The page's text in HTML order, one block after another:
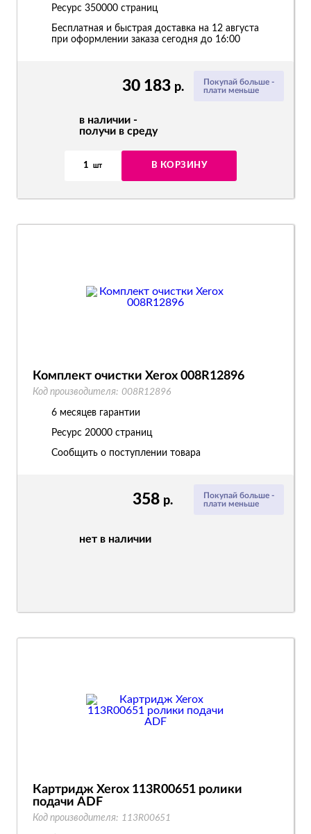
Покупай больше -
плати меньше
30 183 р.
в наличии -
получи в среду
1 шт В КОРЗИНУ
Ресурс 350000 страниц
Бесплатная и быстрая доставка на 12 августа
при оформлении заказа сегодня до 16:00
Покупай больше -
плати меньше
358 р.
нет в наличии
Комплект очистки Xerox 008R12896
Код производителя: 008R12896
6 месяцев гарантии
Ресурс 20000 страниц
Сообщить о поступлении товара
Картридж Xerox 113R00651 ролики
подачи ADF
Код производителя: 113R00651